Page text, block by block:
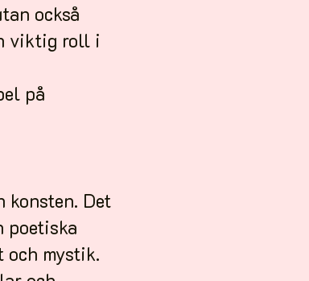
också
viktig roll i
på
konsten. Det
poetiska
och mystik.